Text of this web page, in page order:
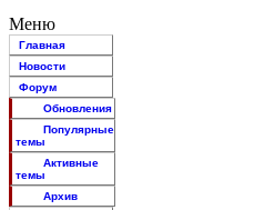
Меню
Главная
Новости
Форум
Обновления
Популярные
темы
Активные
темы
Архив